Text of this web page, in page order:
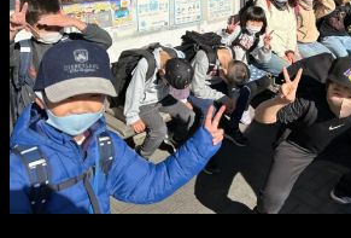
メ
イ
ン
コ
ン
テ